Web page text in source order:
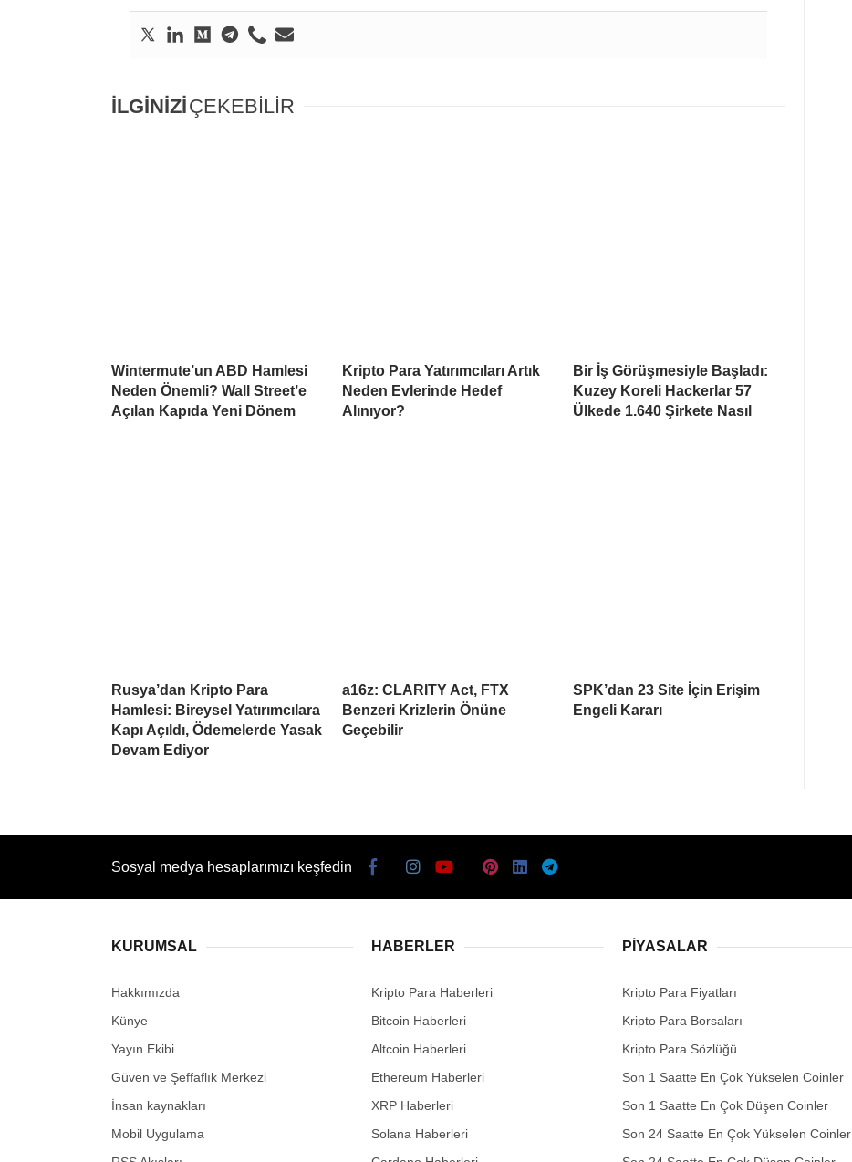
İLGİNİZİÇEKEBİLİR
Wintermute’un ABD Hamlesi
Neden Önemli? Wall Street’e
Açılan Kapıda Yeni Dönem
Kripto Para Yatırımcıları Artık
Neden Evlerinde Hedef
Alınıyor?
Bir İş Görüşmesiyle Başladı:
Kuzey Koreli Hackerlar 57
Ülkede 1.640 Şirkete Nasıl
Rusya’dan Kripto Para
Hamlesi: Bireysel Yatırımcılara
Kapı Açıldı, Ödemelerde Yasak
Devam Ediyor
a16z: CLARITY Act, FTX
Benzeri Krizlerin Önüne
Geçebilir
SPK’dan 23 Site İçin Erişim
Engeli Kararı
Sosyal medya hesaplarımızı keşfedin
KURUMSAL
Hakkımızda
Künye
Yayın Ekibi
Güven ve Şeffaflık Merkezi
İnsan kaynakları
Mobil Uygulama
HABERLER
Kripto Para Haberleri
Bitcoin Haberleri
Altcoin Haberleri
Ethereum Haberleri
XRP Haberleri
Solana Haberleri
PIYASALAR
Kripto Para Fiyatları
Kripto Para Borsaları
Kripto Para Sözlüğü
Son 1 Saatte En Çok Yükselen Coinler
Son 1 Saatte En Çok Düşen Coinler
Son 24 Saatte En Çok Yükselen Coinler